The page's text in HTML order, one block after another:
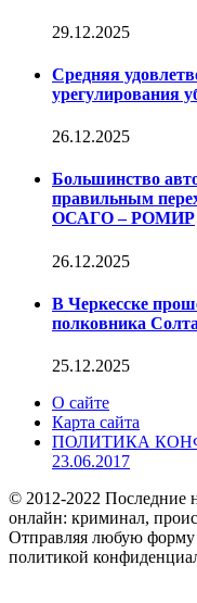
29.12.2025
Средняя
урегулирования
26.12.2025
Большинство
правильным
ОСАГО – РОМИР
26.12.2025
В Черкесске
полковника
25.12.2025
О сайте
Карта сайта
ПОЛИТИКА
23.06.2017
© 2012-2022 Последние
онлайн: криминал,
Отправляя любую форму
политикой